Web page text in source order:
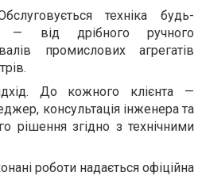
техніка будь-
— від дрібного ручного
промислових агрегатів
До кожного клієнта —
консультація інженера та
рішення згідно з технічними
роботи надається офіційна